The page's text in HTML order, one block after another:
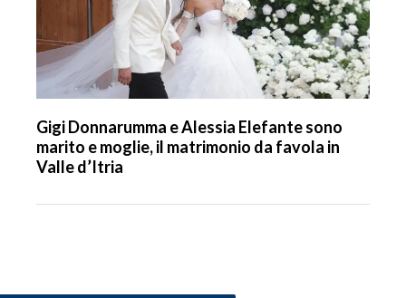
Gigi Donnarumma e Alessia Elefante sono
marito e moglie, il matrimonio da favola in
Valle d’Itria